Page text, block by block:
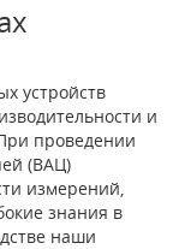
устройств
и
проведении
(ВАЦ)
измерений,
знания в
наши